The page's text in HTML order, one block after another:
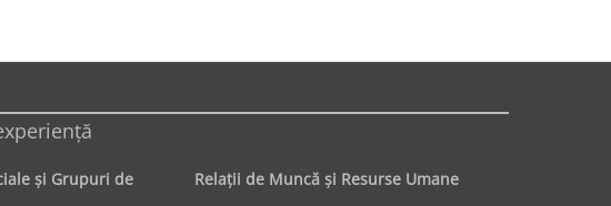
şi Grupuri de
Relaţii de Muncă şi Resurse Umane